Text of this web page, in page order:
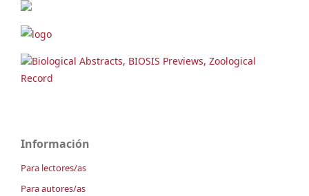
Biological Abstracts, BIOSIS Previews, Zoological
Record
Información
Para lectores/as
Para autores/as